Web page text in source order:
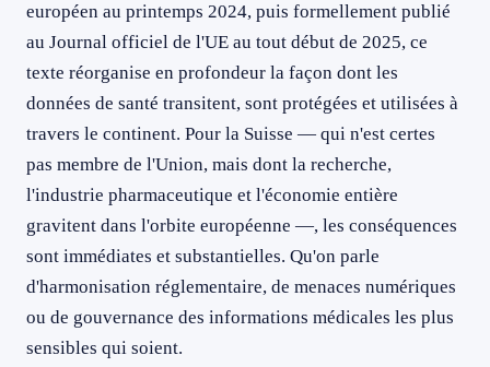
européen au printemps 2024, puis formellement publié
au Journal officiel de l'UE au tout début de 2025, ce
texte réorganise en profondeur la façon dont les
données de santé transitent, sont protégées et utilisées à
travers le continent. Pour la Suisse — qui n'est certes
pas membre de l'Union, mais dont la recherche,
l'industrie pharmaceutique et l'économie entière
gravitent dans l'orbite européenne —, les conséquences
sont immédiates et substantielles. Qu'on parle
d'harmonisation réglementaire, de menaces numériques
ou de gouvernance des informations médicales les plus
sensibles qui soient.